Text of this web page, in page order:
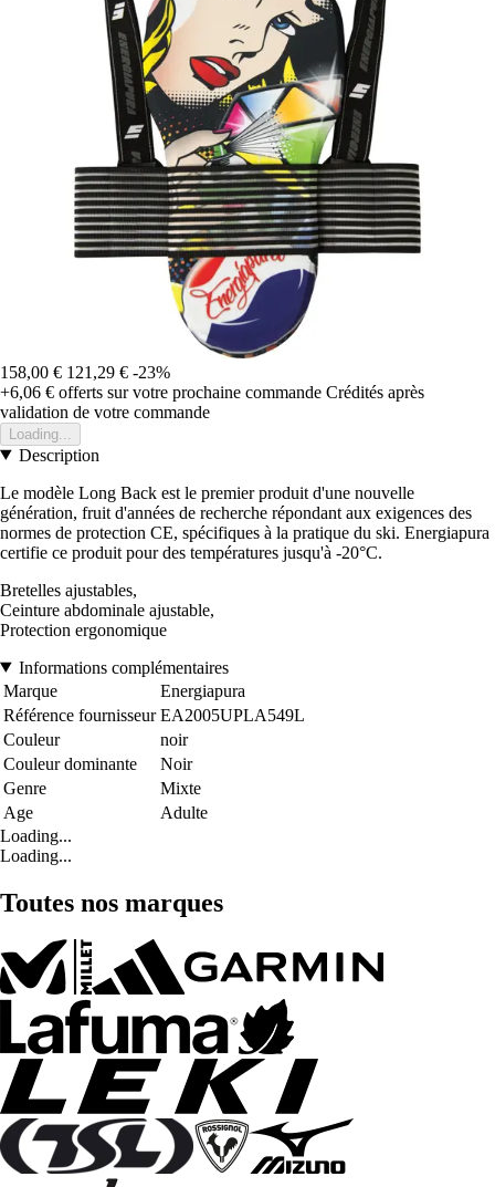
158,00 € 121,29 € -23%
+6,06 € offerts sur votre prochaine commande Crédités après
validation de votre commande
Loading...
Description
Le modèle Long Back est le premier produit d'une nouvelle
génération, fruit d'années de recherche répondant aux exigences des
normes de protection CE, spécifiques à la pratique du ski. Energiapura
certifie ce produit pour des températures jusqu'à -20°C.
Bretelles ajustables,
Ceinture abdominale ajustable,
Protection ergonomique
Informations complémentaires
Marque
Energiapura
Référence fournisseur EA2005UPLA549L
Couleur
noir
Couleur dominante
Noir
Genre
Mixte
Age
Adulte
Loading...
Loading...
Toutes nos marques